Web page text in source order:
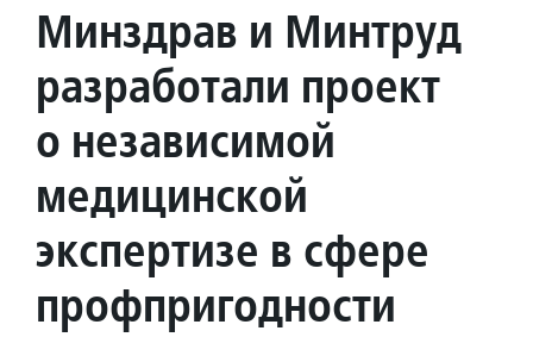
Минздрав и Минтруд
разработали проект
о независимой
медицинской
экспертизе в сфере
профпригодности